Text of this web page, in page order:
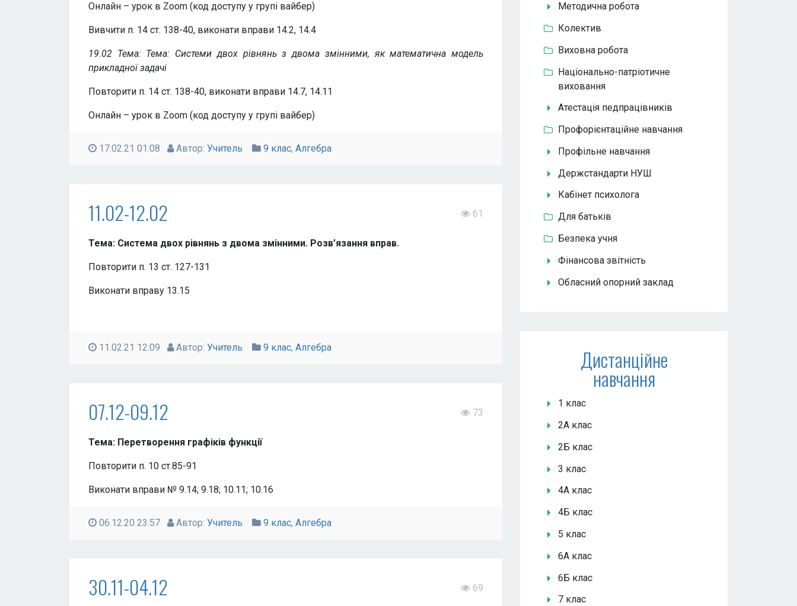
Онлайн – урок в Zoom (код доступу у групі вайбер)
Вивчити п. 14 ст. 138-40, виконати вправи 14.2, 14.4
19.02 Тема: Тема: Системи двох рівнянь з двома змінними, як математична модель
прикладної задачі
Повторити п. 14 ст. 138-40, виконати вправи 14.7, 14.11
Онлайн – урок в Zoom (код доступу у групі вайбер)
17.02.21 01:08 Автор: Учитель 9 клас, Алгебра
11.02-12.02 61
Тема: Система двох рівнянь з двома змінними. Розв’язання вправ.
Повторити п. 13 ст. 127-131
Виконати вправу 13.15
11.02.21 12:09 Автор: Учитель 9 клас, Алгебра
07.12-09.12 73
Тема: Перетворення графіків функції
Повторити п. 10 ст.85-91
Виконати вправи № 9.14; 9.18; 10.11; 10.16
06.12.20 23:57 Автор: Учитель 9 клас, Алгебра
30.11-04.12 69
Методична робота
Колектив
Виховна робота
Національно-патріотичне
виховання
Атестація педпрацівників
Профорієнтаційне навчання
Профільне навчання
Держстандарти НУШ
Кабінет психолога
Для батьків
Безпека учня
Фінансова звітність
Обласний опорний заклад
Дистанційне
навчання
1 клас
2А клас
2Б клас
3 клас
4А клас
4Б клас
5 клас
6А клас
6Б клас
7 клас